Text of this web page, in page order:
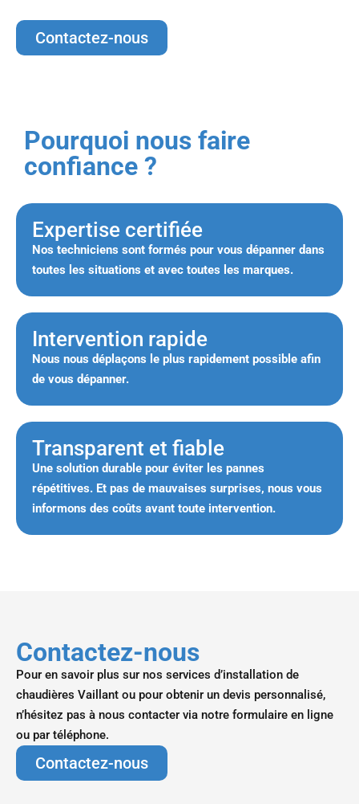
Contactez-nous
Pourquoi nous faire
confiance ?
Expertise certifiée
Nos techniciens sont formés pour vous dépanner dans
toutes les situations et avec toutes les marques.
Intervention rapide
Nous nous déplaçons le plus rapidement possible afin
de vous dépanner.
Transparent et fiable
Une solution durable pour éviter les pannes
répétitives. Et pas de mauvaises surprises, nous vous
informons des coûts avant toute intervention.
Contactez-nous
Pour en savoir plus sur nos services d’installation de
chaudières Vaillant ou pour obtenir un devis personnalisé,
n’hésitez pas à nous contacter via notre formulaire en ligne
ou par téléphone.
Contactez-nous